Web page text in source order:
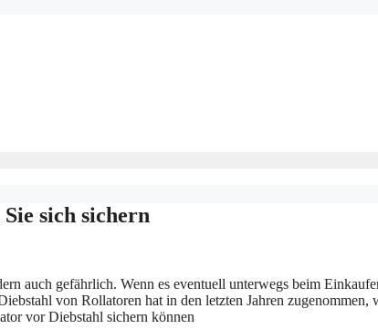
sich sichern
auch gefährlich. Wenn es eventuell unterwegs beim
von Rollatoren hat in den letzten Jahren zugenommen,
vor Diebstahl sichern können